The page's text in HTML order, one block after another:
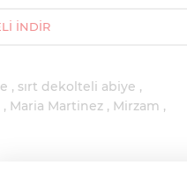
İNDIR
sırt dekolteli abiye
Maria Martinez
Mirzam